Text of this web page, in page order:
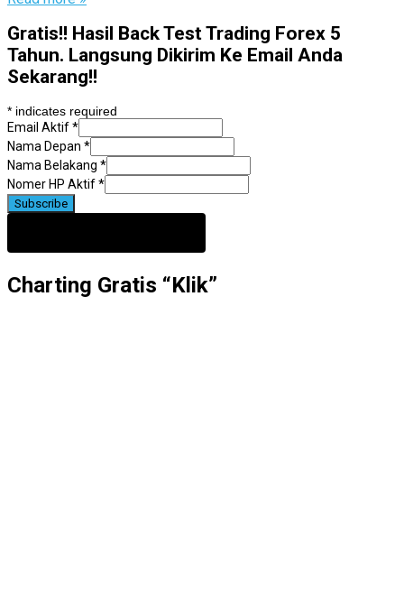
Gratis!! Hasil Back Test Trading Forex 5
Tahun. Langsung Dikirim Ke Email Anda
Sekarang!!
* indicates required
Email Aktif*
Nama Depan *
Nama Belakang *
Nomer HP Aktif*
Charting Gratis “Klik”